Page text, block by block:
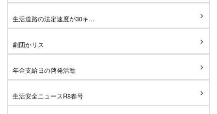
生活道路の法定速度が30キ...
劇団かリス
年金支給日の啓発活動
生活安全ニュースR8春号